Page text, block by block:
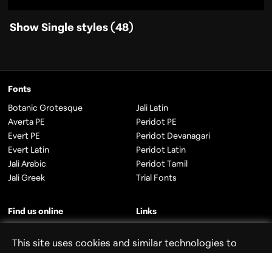
This site uses cookies and similar technologies to
Show Single styles (48)
F
o
o
t
e
r
Fonts
Botanic Grotesque
Averta PE
Evert PE
Evert Latin
Jali Arabic
Jali Greek
Jali Latin
Peridot PE
Peridot Devanagari
Peridot Latin
Peridot Tamil
Trial Fonts
Find us online
Twitter
Links
Licensing